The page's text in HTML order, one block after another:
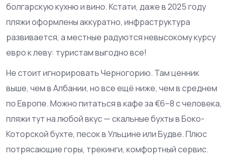
болгарскую кухню и вино. Кстати, даже в 2025 году
пляжи оформлены аккуратно, инфраструктура
развивается, а местные радуются невысокому курсу
евро к леву: туристам выгодно все!
Не стоит игнорировать Черногорию. Там ценник
выше, чем в Албании, но все ещё ниже, чем в среднем
по Европе. Можно питаться в кафе за €6–8 с человека,
пляжи тут на любой вкус — скальные бухты в Боко-
Которской бухте, песок в Ульцине или Будве. Плюс
потрясающие горы, трекинги, комфортный сервис.